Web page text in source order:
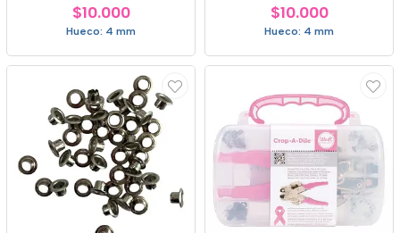
$10.000
Hueco: 4 mm
$10.000
Hueco: 4 mm